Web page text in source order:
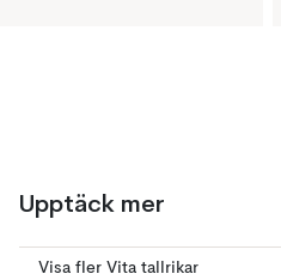
Upptäck mer
Visa fler Vita tallrikar